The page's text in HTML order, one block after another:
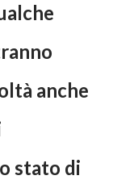
anche
stato di